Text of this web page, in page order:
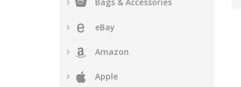
eBay
Amazon
Apple